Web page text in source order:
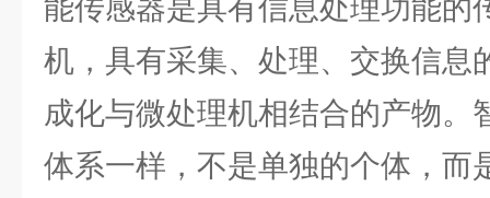
能传感器是具有信息处理功能的
机，具有采集、处理、交换信息
成化与微处理机相结合的产物。
体系一样，不是单独的个体，而